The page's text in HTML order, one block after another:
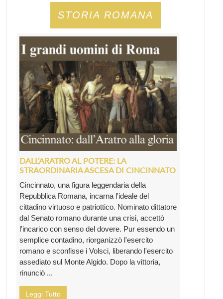
STORIA ROMANA
DALL’ARATRO AL POTERE: LA
STRAORDINARIA ASCESA DI CINCINNATO
Cincinnato, una figura leggendaria della
Repubblica Romana, incarna l'ideale del
cittadino virtuoso e patriottico. Nominato dittatore
dal Senato romano durante una crisi, accettò
l'incarico con senso del dovere. Pur essendo un
semplice contadino, riorganizzò l'esercito
romano e sconfisse i Volsci, liberando l'esercito
assediato sul Monte Algido. Dopo la vittoria,
rinunciò ...
Leggi Tutto